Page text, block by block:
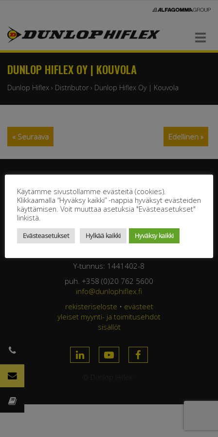
Navigaatio
DUNLOP HIFLEX OY | KOUVOLA
Dunlop Hiflex › Distributor › Dunlop Hiflex Oy | Kouvola
Edellinen »
« Seuraava
DUNLOP HIFLEX OY
Jasperintie 320
33960 Pirkkala
Y-tunnus: 1441402-8
puh. +358 (0)20 762 5600
info@dunlophiflex.fi
rekisteriseloste • evästeet
yleiset myynti- ja toimitusehdot
sisällöt
Käytämme sivustollamme evästeitä (cookies).
Klikkaamalla “Hyväksy kaikki” -nappia hyväksyt evästeiden
käyttämisen. Voit muuttaa asetuksia "Evästeasetukset"
linkistä.
Evästeasetukset Hylkää kaikki Hyväksy kaikki